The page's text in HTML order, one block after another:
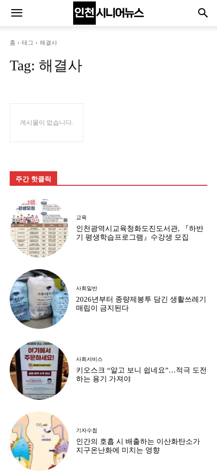
홈 태그 해결사
Tag: 해결사
게시물이 없습니다.
주간 핫클릭
교육
인천광역시교육청화도진도서관, 『하반
기 평생학습프로그램』수강생 모집
사회일반
2026년부터 종량제봉투 담긴 생활쓰레기
매립이 금지된다
사회서비스
키오스크 “알고 보니 쉽네요”…적극 도전
하는 용기 가져야
기자수첩
인간의 호흡 시 배출하는 이산화탄소가
지구온난화에 미치는 영향